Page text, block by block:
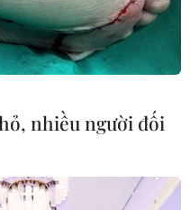
thôn khuyến cáo
việc sản xuất, thu hái
thương hiệu và uy tín
nhiều người đối